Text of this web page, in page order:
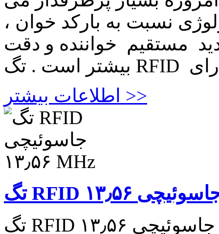
نسبت به بارکد خوان ،
مستقیم خواننده و دقت
اطلاعات بیشتر >>
تگ RFID جاسوئیچی ۱۳٫۵۶ MHz تکنولوژی RFID (Radio-